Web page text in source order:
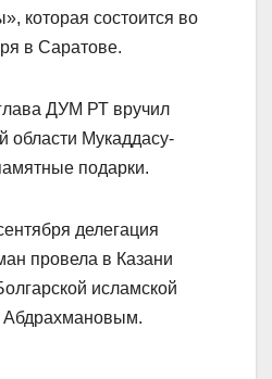
которая состоится во
в Саратове.
ДУМ РТ вручил
области Мукаддасу-
подарки.
делегация
провела в Казани
исламской